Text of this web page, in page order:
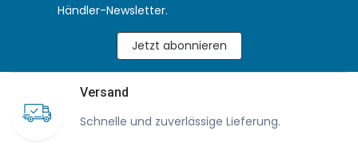
Händler-Newsletter.
Jetzt abonnieren
Versand
Schnelle und zuverlässige Lieferung.